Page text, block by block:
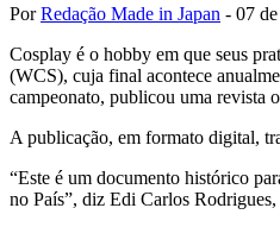
PorRedação Made in Japan - 07
Cosplay é o hobby em que seus
(WCS), cuja final acontece
campeonato, publicou uma revista
A publicação, em formato digital,
“Este é um documento histórico
no País”, diz Edi Carlos